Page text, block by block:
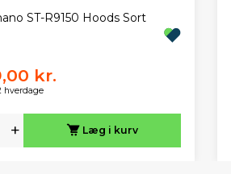
ST-R9150 Hoods Sort
kr.
hverdage
+ Læg i kurv